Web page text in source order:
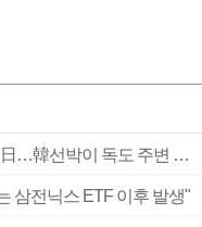
[속보] 여전히 ‘독도는 우리땅’ 외치는 日…韓선박이 독도 주변 해양조사 활동하자 반발
삼전닉스 ETF 이후 발생"